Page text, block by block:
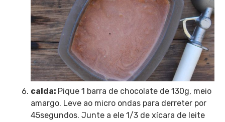
calda: Pique 1 barra de chocolate de 130g, meio
amargo. Leve ao micro ondas para derreter por
45segundos. Junte a ele 1/3 de xícara de leite